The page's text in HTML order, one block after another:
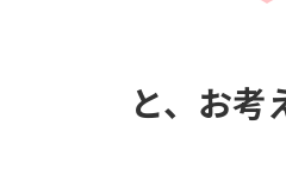
と、お考